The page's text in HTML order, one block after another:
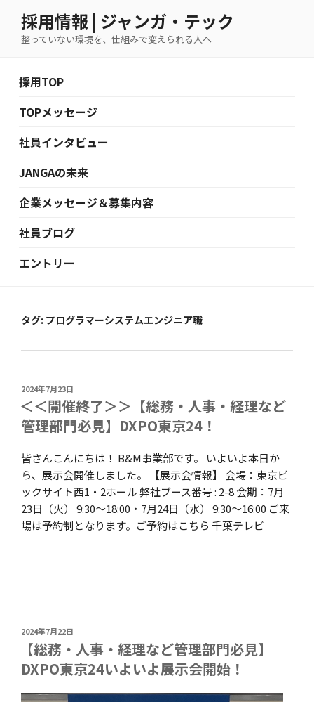
採用情報 | ジャンガ・テック
整っていない環境を、仕組みで変えられる人へ
採用TOP
TOPメッセージ
社員インタビュー
JANGAの未来
企業メッセージ＆募集内容
社員ブログ
エントリー
タグ: プログラマーシステムエンジニア職
投
稿
日:
2024年7月23日
＜＜開催終了＞＞【総務・人事・経理など
管理部門必見】DXPO東京24！
皆さんこんにちは！ B&M事業部です。 いよいよ本日か
ら、展示会開催しました。 【展示会情報】 会場：東京ビ
ックサイト西1・2ホール 弊社ブース番号 : 2-8 会期：7月
23日（火） 9:30～18:00・7月24日（水） 9:30～16:00 ご来
場は予約制となります。ご予約はこちら 千葉テレビ
投
日:
2024年7月22日
【総務・人事・経理など管理部門必見】
DXPO東京24いよいよ展示会開始！